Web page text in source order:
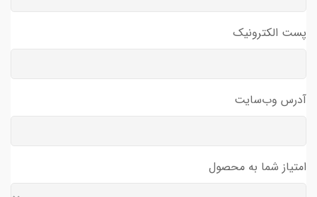
پست الکترونیک
آدرس وب‌سایت
امتیاز شما به محصول